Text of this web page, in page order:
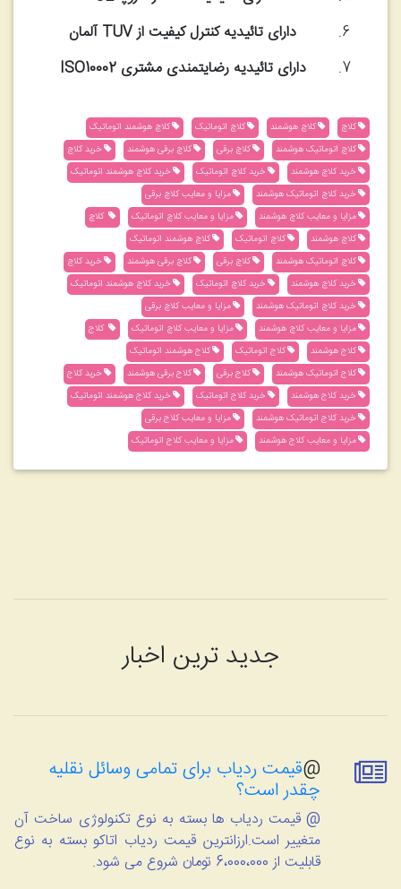
دارای تائیدیه کنترل کیفیت از TUV آلمان
دارای تائیدیه رضایتمندی مشتری ISO10002
کلاچ کلاچ هوشمند کلاچ اتوماتیک
کلاچ هوشمند اتوماتیک
کلاچ اتوماتیک هوشمند
کلاچ برقی کلاچ برقی هوشمند
خرید کلاچ
خرید کلاچ هوشمند
خرید کلاچ اتوماتیک
خرید کلاچ هوشمند اتوماتیک
خرید کلاچ اتوماتیک هوشمند
مزایا و معایب کلاچ برقی
مزایا و معایب کلاچ هوشمند
مزایا و معایب کلاچ اتوماتیک
کلاچ
کلاچ هوشمند
کلاچ اتوماتیک
کلاچ هوشمند اتوماتیک
کلاچ اتوماتیک هوشمند
کلاچ برقی کلاچ برقی هوشمند
خرید کلاچ
خرید کلاچ هوشمند
خرید کلاچ اتوماتیک
خرید کلاچ هوشمند اتوماتیک
خرید کلاچ اتوماتیک هوشمند
مزایا و معایب کلاچ برقی
مزایا و معایب کلاچ هوشمند
مزایا و معایب کلاچ اتوماتیک
کلاج
کلاج هوشمند
کلاج اتوماتیک
کلاج هوشمند اتوماتیک
کلاج اتوماتیک هوشمند
کلاج برقی کلاج برقی هوشمند
خرید کلاج
خرید کلاج هوشمند
خرید کلاج اتوماتیک
خرید کلاج هوشمند اتوماتیک
خرید کلاج اتوماتیک هوشمند
مزایا و معایب کلاج برقی
مزایا و معایب کلاج هوشمند
مزایا و معایب کلاج اتوماتیک
جدید ترین اخبار
@قیمت ردیاب برای تمامی وسائل نقلیه
چقدر است؟
@ قیمت ردیاب ها بسته به نوع تکنولوژی ساخت آن
متغییر است.ارزانترین قیمت ردیاب اتاکو بسته به نوع
قابلیت از 6،000،000 تومان شروع می شود.